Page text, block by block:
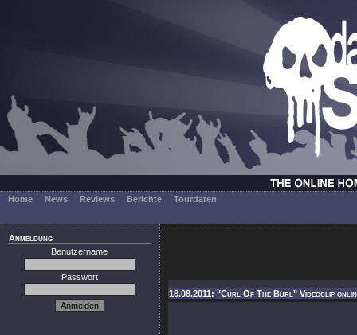
Home News Reviews Berichte Tourdaten
Anmeldung
Benutzername
Passwort
18.08.2011: "Curl Of The Burl" Videoclip